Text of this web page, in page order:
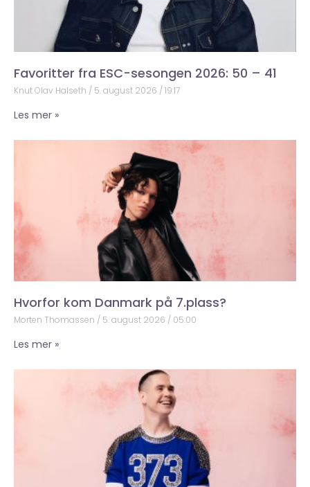
Favoritter fra ESC-sesongen 2026: 50 – 41
Knut Olav Halseth 5. august 2026 19:17
Les mer »
Hvorfor kom Danmark på 7.plass?
Morten Thomassen 5. august 2026 05:00
Les mer »